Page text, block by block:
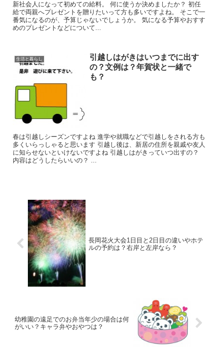
新社会人になって初めての給料。 何に使うか決めましたか？ 初任
給で両親へプレゼントを贈りたいって方も多いですよね。 そこで一
番気になるのが、予算じゃないでしょうか。 気になる予算やおすす
めのプレゼントなどについて...
生活と暮らし
引越しはがきはいつまでに出す
の？文例は？年賀状と一緒で
も？
春は引越しシーズンですよね 進学や就職などで引越しをされる方も
多くいらっしゃると思います 引越し後は、新居の住所を親戚や友人
に知らせないといけないですよね 引越しはがきっていつ出すの？
内容はどうしたらいいの？ ...
長岡花火大会1日目と2日目の違いやホテ
ルの予約は？右岸と左岸なら？
幼稚園の遠足でのお弁当年少の場合は何
がいい？キャラ弁やおやつは？